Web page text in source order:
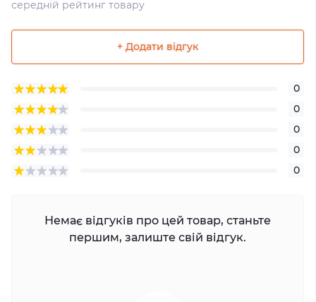
середній рейтинг товару
+ Додати відгук
0
0
0
0
0
Немає відгуків про цей товар, станьте
першим, залиште свій відгук.